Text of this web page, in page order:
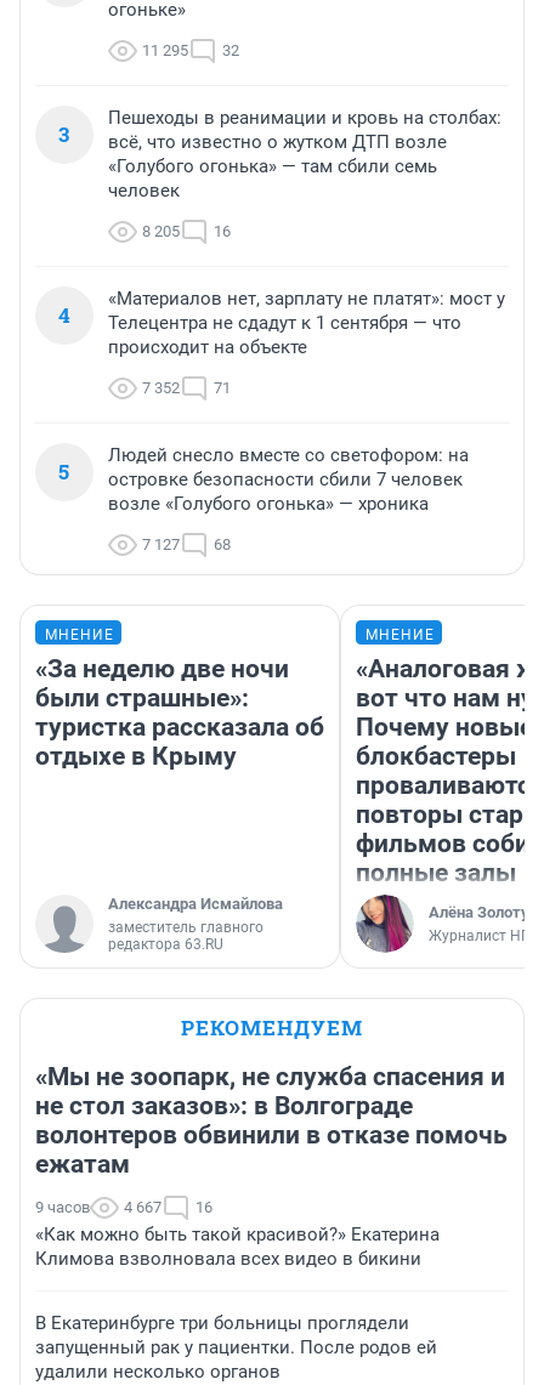
огоньке»
11 295 32
3
Пешеходы в реанимации и кровь на столбах:
всё, что известно о жутком ДТП возле
«Голубого огонька» — там сбили семь
человек
8 205 16
4
«Материалов нет, зарплату не платят»: мост у
Телецентра не сдадут к 1 сентября — что
происходит на объекте
7 352 71
5
Людей снесло вместе со светофором: на
островке безопасности сбили 7 человек
возле «Голубого огонька» — хроника
7 127 68
МНЕНИЕ
«За неделю две ночи
были страшные»:
туристка рассказала об
отдыхе в Крыму
Александра Исмайлова
заместитель главного
редактора 63.RU
МНЕНИЕ
«Аналоговая
вот что нам
Почему новые
блокбастеры
повторы
фильмов
полные залы
Алёна
Журналист НГС
РЕКОМЕНДУЕМ
«Мы не зоопарк, не служба спасения и
не стол заказов»: в Волгограде
волонтеров обвинили в отказе помочь
ежатам
9 часов 4 667 16
«Как можно быть такой красивой?» Екатерина
Климова взволновала всех видео в бикини
В Екатеринбурге три больницы проглядели
запущенный рак у пациентки. После родов ей
удалили несколько органов